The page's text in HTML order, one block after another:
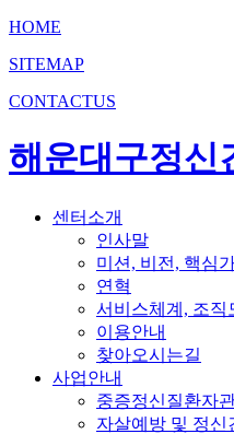
HOME
SITEMAP
CONTACTUS
해운대구정신
센터소개
인사말
미션, 비전, 핵심
연혁
서비스체계, 조직
이용안내
찾아오시는길
사업안내
중증정신질환자
자살예방 및 정신